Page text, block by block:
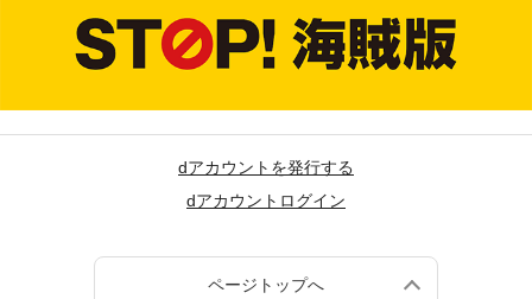
dアカウントを発行する
dアカウントログイン
ページトップへ